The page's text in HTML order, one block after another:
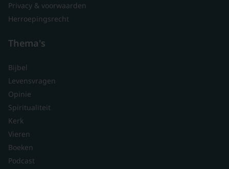
Privacy & voorwaarden
Herroepingsrecht
Thema's
Bijbel
Levensvragen
Opinie
Spiritualiteit
Kerk
Vieren
Boeken
Podcast